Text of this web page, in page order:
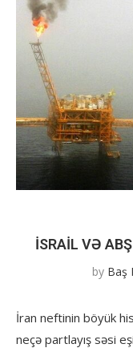
İSRAIL VƏ
by Baş
İran neftinin böyük
neçə partlayış səsi